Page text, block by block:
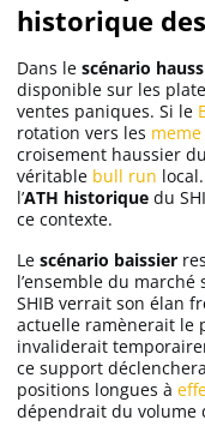
historique
Dans le scénario
disponible sur les
ventes paniques. Si le
rotation vers les
croisement haussier du
véritable bull run
l’ATH historique du
ce contexte.
Le scénario baissier
l’ensemble du
SHIB verrait son élan
actuelle ramènerait le
invaliderait
ce support
positions longues à
dépendrait du volume